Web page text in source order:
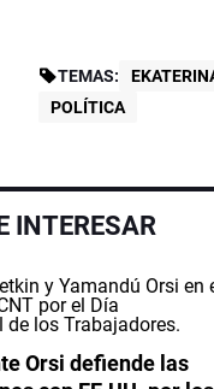
TEMAS:
POLÍTICA
INTERESAR
Orsi defiende las